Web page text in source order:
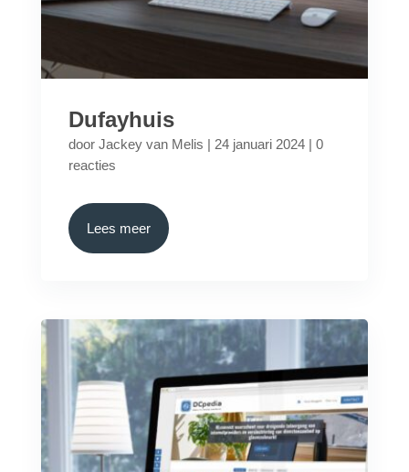
Dufayhuis
door Jackey van Melis | 24 januari 2024| 0
reacties
Lees meer